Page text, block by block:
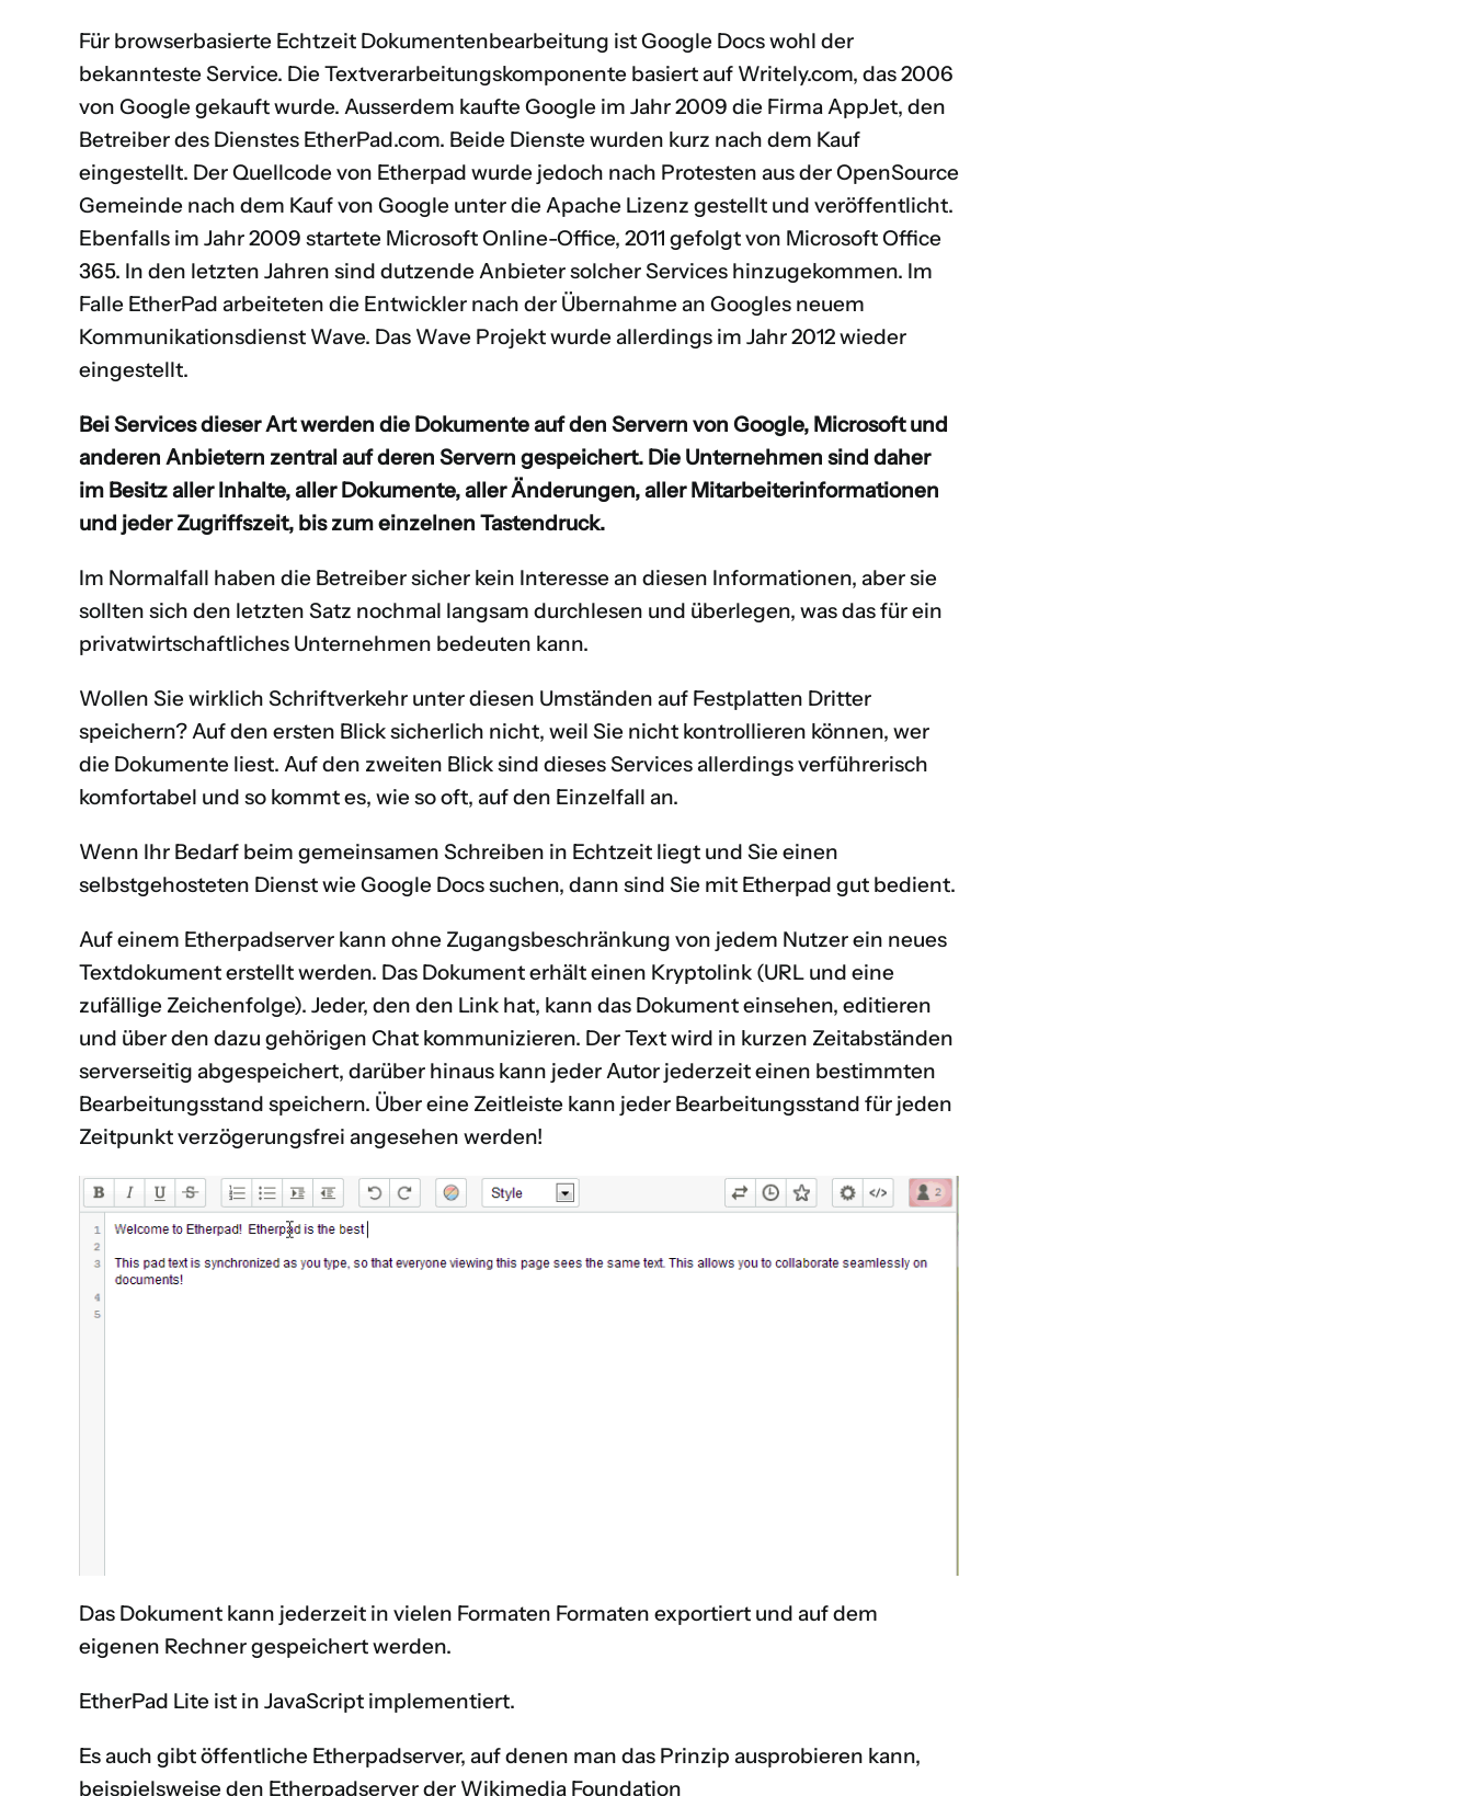
Für browserbasierte Echtzeit Dokumentenbearbeitung ist Google Docs wohl der
bekannteste Service. Die Textverarbeitungskomponente basiert auf Writely.com, das 2006
von Google gekauft wurde. Ausserdem kaufte Google im Jahr 2009 die Firma AppJet, den
Betreiber des Dienstes EtherPad.com. Beide Dienste wurden kurz nach dem Kauf
eingestellt. Der Quellcode von Etherpad wurde jedoch nach Protesten aus der OpenSource
Gemeinde nach dem Kauf von Google unter die Apache Lizenz gestellt und veröffentlicht.
Ebenfalls im Jahr 2009 startete Microsoft Online-Office, 2011 gefolgt von Microsoft Office
365. In den letzten Jahren sind dutzende Anbieter solcher Services hinzugekommen. Im
Falle EtherPad arbeiteten die Entwickler nach der Übernahme an Googles neuem
Kommunikationsdienst Wave. Das Wave Projekt wurde allerdings im Jahr 2012 wieder
eingestellt.
Bei Services dieser Art werden die Dokumente auf den Servern von Google, Microsoft und
anderen Anbietern zentral auf deren Servern gespeichert. Die Unternehmen sind daher
im Besitz aller Inhalte, aller Dokumente, aller Änderungen, aller Mitarbeiterinformationen
und jeder Zugriffszeit, bis zum einzelnen Tastendruck.
Im Normalfall haben die Betreiber sicher kein Interesse an diesen Informationen, aber sie
sollten sich den letzten Satz nochmal langsam durchlesen und überlegen, was das für ein
privatwirtschaftliches Unternehmen bedeuten kann.
Wollen Sie wirklich Schriftverkehr unter diesen Umständen auf Festplatten Dritter
speichern? Auf den ersten Blick sicherlich nicht, weil Sie nicht kontrollieren können, wer
die Dokumente liest. Auf den zweiten Blick sind dieses Services allerdings verführerisch
komfortabel und so kommt es, wie so oft, auf den Einzelfall an.
Wenn Ihr Bedarf beim gemeinsamen Schreiben in Echtzeit liegt und Sie einen
selbstgehosteten Dienst wie Google Docs suchen, dann sind Sie mit Etherpad gut bedient.
Auf einem Etherpadserver kann ohne Zugangsbeschränkung von jedem Nutzer ein neues
Textdokument erstellt werden. Das Dokument erhält einen Kryptolink (URL und eine
zufällige Zeichenfolge). Jeder, den den Link hat, kann das Dokument einsehen, editieren
und über den dazu gehörigen Chat kommunizieren. Der Text wird in kurzen Zeitabständen
serverseitig abgespeichert, darüber hinaus kann jeder Autor jederzeit einen bestimmten
Bearbeitungsstand speichern. Über eine Zeitleiste kann jeder Bearbeitungsstand für jeden
Zeitpunkt verzögerungsfrei angesehen werden!
Das Dokument kann jederzeit in vielen Formaten Formaten exportiert und auf dem
eigenen Rechner gespeichert werden.
EtherPad Lite ist in JavaScript implementiert.
Es auch gibtöffentliche Etherpadserver, auf denen man das Prinzip ausprobieren kann,
beispielsweise den Etherpadserver der Wikimedia Foundation